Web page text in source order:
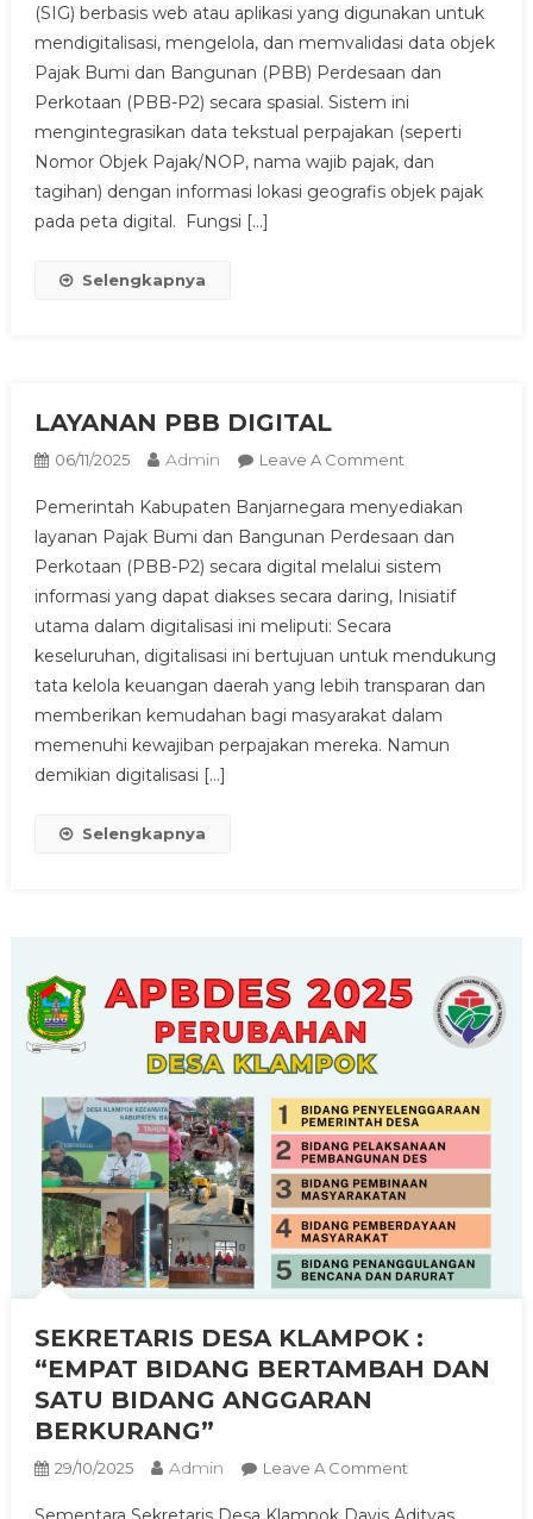
DIGITAL
(SIG) berbasis web atau aplikasi yang digunakan untuk
mendigitalisasi, mengelola, dan memvalidasi data objek
Pajak Bumi dan Bangunan (PBB) Perdesaan dan
Perkotaan (PBB-P2) secara spasial. Sistem ini
mengintegrasikan data tekstual perpajakan (seperti
Nomor Objek Pajak/NOP, nama wajib pajak, dan
tagihan) dengan informasi lokasi geografis objek pajak
pada peta digital. Fungsi […]
Selengkapnya
LAYANAN PBB DIGITAL
06/11/2025 Admin Leave A CommentOn
PBB
DIGITAL
Pemerintah Kabupaten Banjarnegara menyediakan
layanan Pajak Bumi dan Bangunan Perdesaan dan
Perkotaan (PBB-P2) secara digital melalui sistem
informasi yang dapat diakses secara daring, Inisiatif
utama dalam digitalisasi ini meliputi: Secara
keseluruhan, digitalisasi ini bertujuan untuk mendukung
tata kelola keuangan daerah yang lebih transparan dan
memberikan kemudahan bagi masyarakat dalam
memenuhi kewajiban perpajakan mereka. Namun
demikian digitalisasi […]
Selengkapnya
SEKRETARIS DESA KLAMPOK :
“EMPAT BIDANG BERTAMBAH DAN
SATU BIDANG ANGGARAN
BERKURANG”
29/10/2025 Admin Leave A CommentOn